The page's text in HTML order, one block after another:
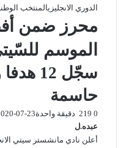
الدوري الانجليزيالمنتخب
محرز ضمن
الموسم
حاسمة
07-23 0
دقيقة واحدة
عبده.ل
أعلن نادي مانشستر سيتي